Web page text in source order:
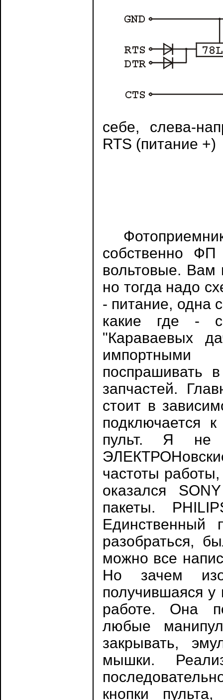
себе, слева-
RTS (питание +)
собственно
вольтовые. Вам
но тогда надо
- питание, одна
какие где -
"Караваевых
поспрашивать
запчастей.
стоит в
подключается
пульт. Я не
частоты
оказался
пакеты.
разобраться,
можно все
Но зачем
получившаяся у
работе. Она
любые
закрывать,
мышки.
кнопки